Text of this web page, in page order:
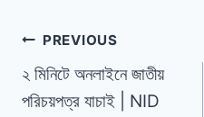
Post
navigation
PREVIOUS
২ মিনিটে অনলাইনে জাতীয়
পরিচয়পত্র যাচাই | NID